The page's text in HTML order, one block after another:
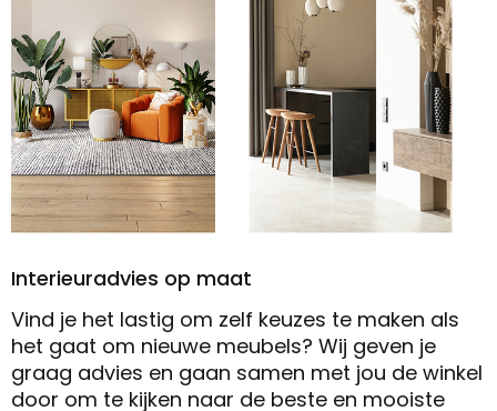
Interieuradvies op maat
Vind je het lastig om zelf keuzes te maken als
het gaat om nieuwe meubels? Wij geven je
graag advies en gaan samen met jou de winkel
door om te kijken naar de beste en mooiste